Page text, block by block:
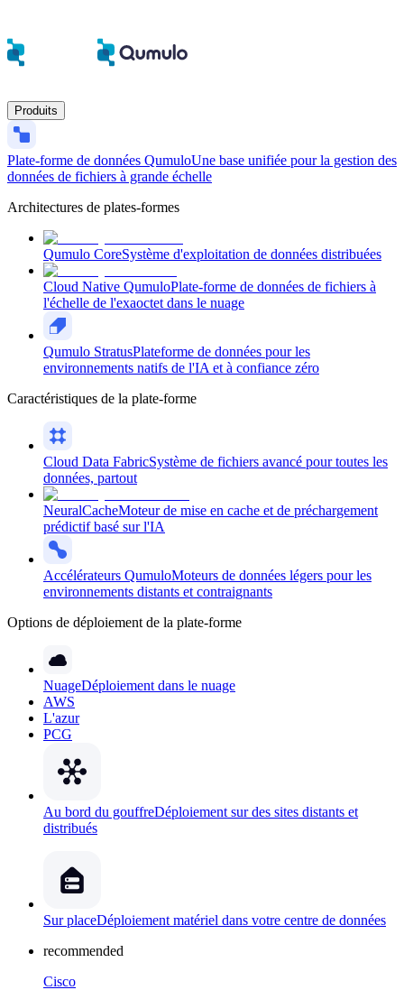
Produits
Plate-forme de données QumuloUne base unifiée pour la gestion des
données de fichiers à grande échelle
Architectures de plates-formes
Qumulo CoreSystème d'exploitation de données distribuées
Cloud Native QumuloPlate-forme de données de fichiers à
l'échelle de l'exaoctet dans le nuage
Qumulo StratusPlateforme de données pour les
environnements natifs de l'IA et à confiance zéro
Caractéristiques de la plate-forme
Cloud Data FabricSystème de fichiers avancé pour toutes les
données, partout
NeuralCacheMoteur de mise en cache et de préchargement
prédictif basé sur l'IA
Accélérateurs QumuloMoteurs de données légers pour les
environnements distants et contraignants
Options de déploiement de la plate-forme
NuageDéploiement dans le nuage
AWS
L'azur
PCG
Au bord du gouffreDéploiement sur des sites distants et
distribués
Sur placeDéploiement matériel dans votre centre de données
recommended
Cisco